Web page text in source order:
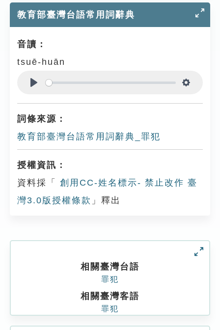
教育部臺灣台語常用詞辭典
音讀：
tsuē-huān
詞條來源：
教育部臺灣台語常用詞辭典_罪犯
授權資訊：
資料採「
創用CC-姓名標示- 禁止改作 臺
灣3.0版授權條款 」釋出
相關臺灣台語
罪犯
相關臺灣客語
罪犯